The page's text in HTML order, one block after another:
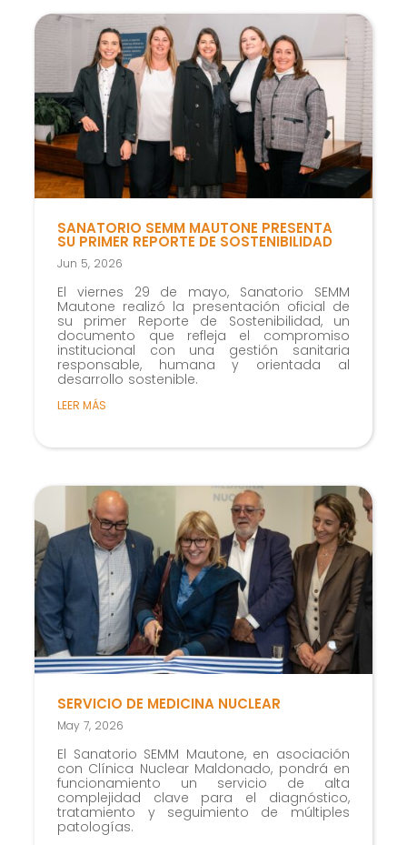
SANATORIO SEMM MAUTONE PRESENTA
SU PRIMER REPORTE DE SOSTENIBILIDAD
Jun 5, 2026
El viernes 29 de mayo, Sanatorio SEMM
Mautone realizó la presentación oficial de
su primer Reporte de Sostenibilidad, un
documento que refleja el compromiso
institucional con una gestión sanitaria
responsable, humana y orientada al
desarrollo sostenible.
LEER MÁS
SERVICIO DE MEDICINA NUCLEAR
May 7, 2026
El Sanatorio SEMM Mautone, en asociación
con Clínica Nuclear Maldonado, pondrá en
funcionamiento un servicio de alta
complejidad clave para el diagnóstico,
tratamiento y seguimiento de múltiples
patologías.